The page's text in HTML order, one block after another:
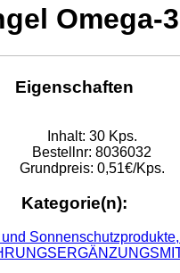
Omega-3
Eigenschaften
Inhalt: 30 Kps.
Bestellnr: 8036032
Grundpreis: 0,51€/Kps.
Kategorie(n):